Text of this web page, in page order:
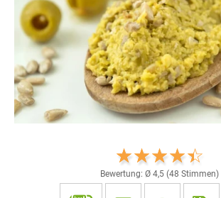
Bewertung: Ø 4,5(48 Stimmen)